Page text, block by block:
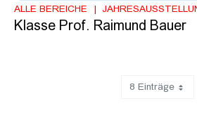
ALLE BEREICHE
Klasse Prof. Raimund Bauer
8 Einträge